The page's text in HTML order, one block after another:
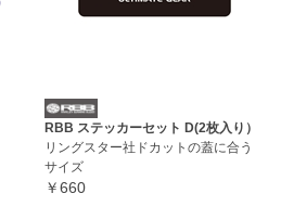
RBB ステッカーセット D(2枚入り）
リングスター社ドカットの蓋に合う
サイズ
￥660